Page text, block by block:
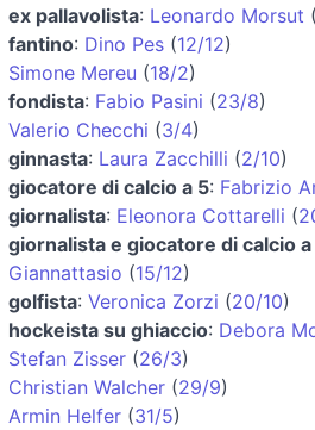
ex pallavolista: Leonardo Morsut (
fantino: Dino Pes (12/12)
Simone Mereu (18/2)
fondista: Fabio Pasini (23/8)
Valerio Checchi (3/4)
ginnasta: Laura Zacchilli (2/10)
giocatore di calcio a 5: Fabrizio
giornalista: Eleonora Cottarelli (
giornalista e giocatore di calcio a
Giannattasio (15/12)
golfista: Veronica Zorzi (20/10)
hockeista su ghiaccio: Debora
Stefan Zisser (26/3)
Christian Walcher (29/9)
Armin Helfer (31/5)